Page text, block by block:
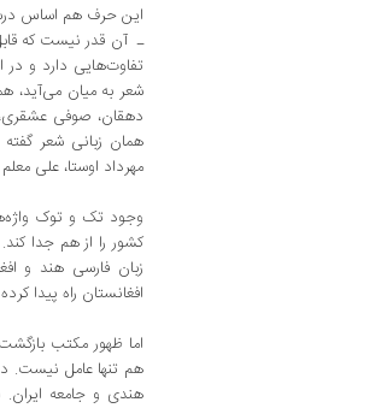
این حرف هم اساس
ـ آن قدر نیست که
تفاوت‌هایی دارد و در
شعر به میان می‌آید،
دهقان‌، صوفی عشقری،
همان زبانی شعر گفته
مهرداد اوستا، علی
وجود تک‌ و توک
کشور را از هم جدا
زبان فارسی هند و
افغانستان راه پیدا
اما ظهور مکتب
هم تنها عامل نیست‌.
هندی و جامعه